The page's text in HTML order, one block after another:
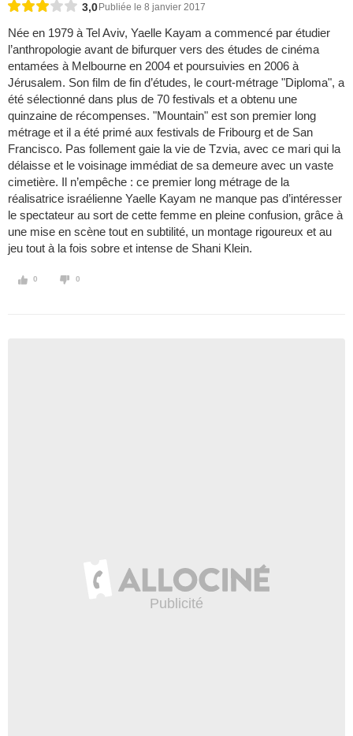
3,0 Publiée le 8 janvier 2017
Née en 1979 à Tel Aviv, Yaelle Kayam a commencé par étudier
l’anthropologie avant de bifurquer vers des études de cinéma
entamées à Melbourne en 2004 et poursuivies en 2006 à
Jérusalem. Son film de fin d’études, le court-métrage "Diploma", a
été sélectionné dans plus de 70 festivals et a obtenu une
quinzaine de récompenses. "Mountain" est son premier long
métrage et il a été primé aux festivals de Fribourg et de San
Francisco. Pas follement gaie la vie de Tzvia, avec ce mari qui la
délaisse et le voisinage immédiat de sa demeure avec un vaste
cimetière. Il n’empêche : ce premier long métrage de la
réalisatrice israélienne Yaelle Kayam ne manque pas d’intéresser
le spectateur au sort de cette femme en pleine confusion, grâce à
une mise en scène tout en subtilité, un montage rigoureux et au
jeu tout à la fois sobre et intense de Shani Klein.
0 0